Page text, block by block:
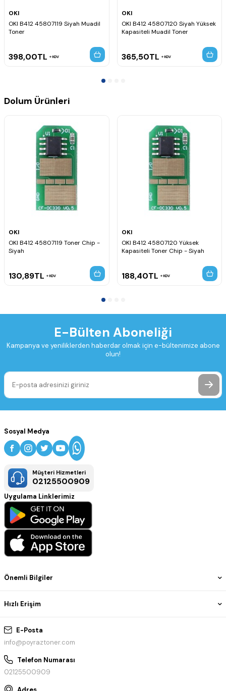
OKI
OKI B412 45807119 Siyah Muadil
Toner
398,00TL KDV
OKI
OKI B412 45807120 Siyah Yüksek
Kapasiteli Muadil Toner
365,50TL KDV
Dolum Ürünleri
OKI
OKI B412 45807119 Toner Chip -
Siyah
130,89TL KDV
OKI
OKI B412 45807120 Yüksek
Kapasiteli Toner Chip - Siyah
188,40TL KDV
E-Bülten Aboneliği
Kampanya ve yeniliklerden haberdar olmak için e-bültenimize abone
olun!
E-Posta
info@poyraztoner.com
Telefon Numarası
02125500909
Önemli Bilgiler
Hızlı Erişim
Sosyal Medya
Müşteri Hizmetleri
02125500909
Uygulama Linklerimiz